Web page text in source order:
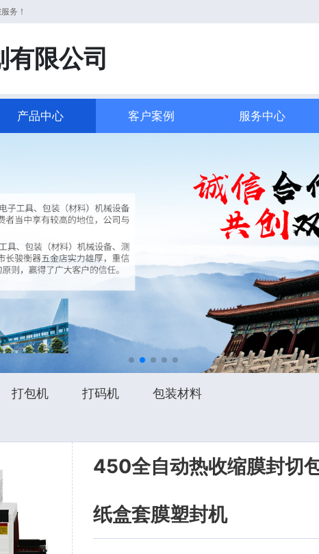
务！
限公司
产品中心 客户案例 服务中心
打包机 打码机 包装材料
450全自动热收缩膜封切
纸盒套膜塑封机